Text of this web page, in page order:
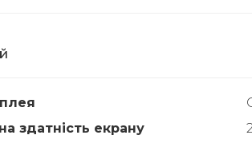
здатність екрану